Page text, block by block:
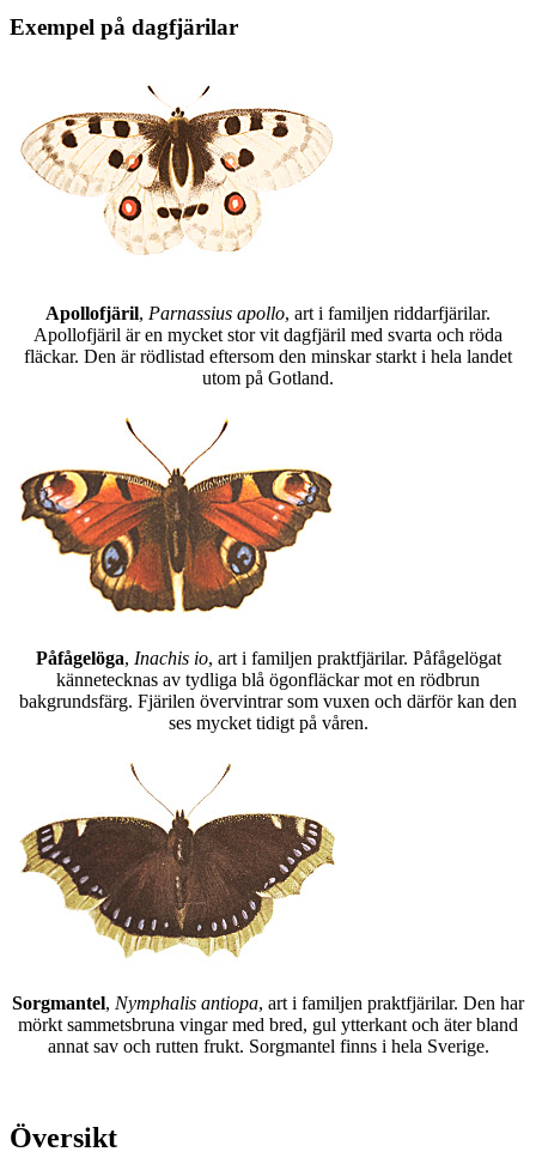
Exempel på dagfjärilar
Apollofjäril, Parnassius apollo, art i familjen riddarfjärilar.
Apollofjäril är en mycket stor vit dagfjäril med svarta och röda
fläckar. Den är rödlistad eftersom den minskar starkt i hela landet
utom på Gotland.
Påfågelöga, Inachis io, art i familjen praktfjärilar. Påfågelögat
kännetecknas av tydliga blå ögonfläckar mot en rödbrun
bakgrundsfärg. Fjärilen övervintrar som vuxen och därför kan den
ses mycket tidigt på våren.
Sorgmantel, Nymphalis antiopa, art i familjen praktfjärilar. Den har
mörkt sammetsbruna vingar med bred, gul ytterkant och äter bland
annat sav och rutten frukt. Sorgmantel finns i hela Sverige.
Översikt